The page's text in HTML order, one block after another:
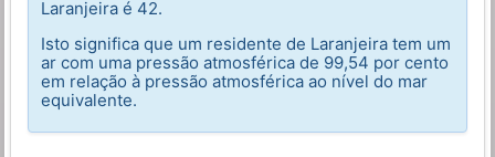
Laranjeira é 42.
Isto significa que um residente de Laranjeira tem um
ar com uma pressão atmosférica de 99,54 por cento
em relação à pressão atmosférica ao nível do mar
equivalente.